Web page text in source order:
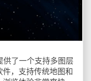
了一个支持多图层
，支持传统地图和